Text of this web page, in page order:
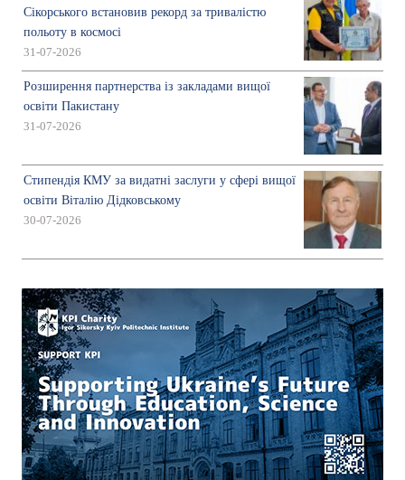
Сікорського встановив рекорд за тривалістю
польоту в космосі
31-07-2026
Розширення партнерства із закладами вищої
освіти Пакистану
31-07-2026
Стипендія КМУ за видатні заслуги у сфері вищої
освіти Віталію Дідковському
30-07-2026